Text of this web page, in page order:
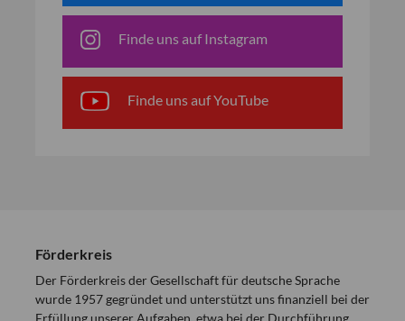
Finde uns auf Instagram
Finde uns auf YouTube
Förderkreis
Der Förderkreis der Gesellschaft für deutsche Sprache
wurde 1957 gegründet und unterstützt uns finanziell bei der
Erfüllung unserer Aufgaben, etwa bei der Durchführung